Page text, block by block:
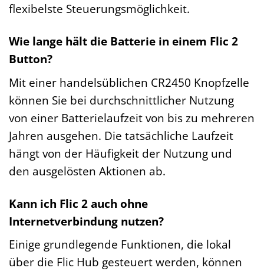
flexibelste Steuerungsmöglichkeit.
Wie lange hält die Batterie in einem Flic 2
Button?
Mit einer handelsüblichen CR2450 Knopfzelle
können Sie bei durchschnittlicher Nutzung
von einer Batterielaufzeit von bis zu mehreren
Jahren ausgehen. Die tatsächliche Laufzeit
hängt von der Häufigkeit der Nutzung und
den ausgelösten Aktionen ab.
Kann ich Flic 2 auch ohne
Internetverbindung nutzen?
Einige grundlegende Funktionen, die lokal
über die Flic Hub gesteuert werden, können